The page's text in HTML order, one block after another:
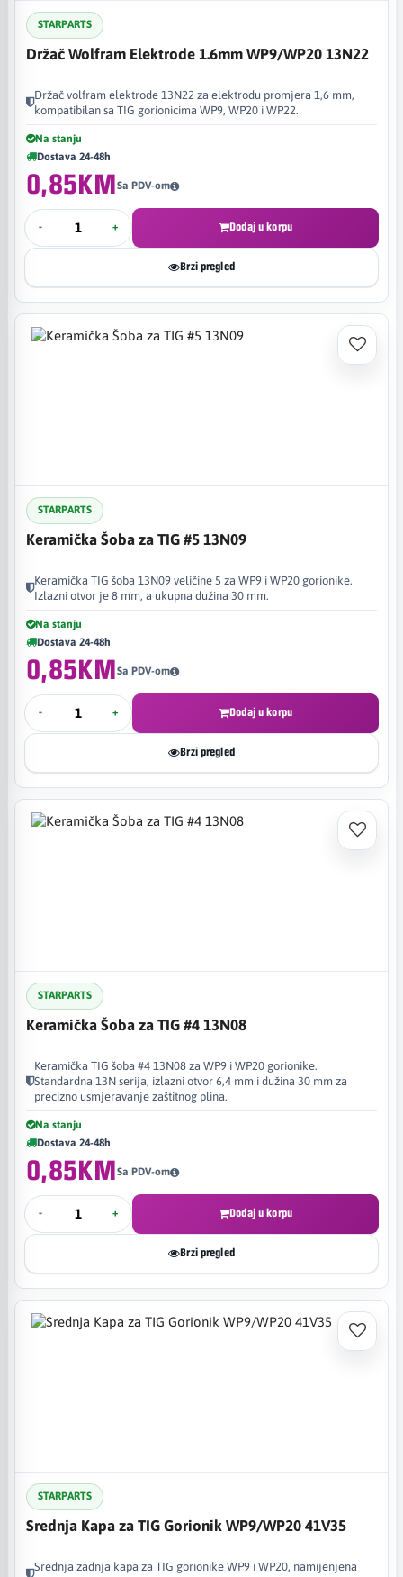
STARPARTS
Držač Wolfram Elektrode 1.6mm WP9/WP20 13N22
Držač volfram elektrode 13N22 za elektrodu promjera 1,6 mm,
kompatibilan sa TIG gorionicima WP9, WP20 i WP22.
Na stanju
Dostava 24-48h
0,85KMSa PDV-om
- + Dodaj u korpu
Brzi pregled
STARPARTS
Keramička Šoba za TIG #5 13N09
Keramička TIG šoba 13N09 veličine 5 za WP9 i WP20 gorionike.
Izlazni otvor je 8 mm, a ukupna dužina 30 mm.
Na stanju
Dostava 24-48h
0,85KMSa PDV-om
- + Dodaj u korpu
Brzi pregled
STARPARTS
Keramička Šoba za TIG #4 13N08
Keramička TIG šoba #4 13N08 za WP9 i WP20 gorionike.
Standardna 13N serija, izlazni otvor 6,4 mm i dužina 30 mm za
precizno usmjeravanje zaštitnog plina.
Na stanju
Dostava 24-48h
0,85KMSa PDV-om
- + Dodaj u korpu
Brzi pregled
STARPARTS
Srednja Kapa za TIG Gorionik WP9/WP20 41V35
Srednja zadnja kapa za TIG gorionike WP9 i WP20, namijenjena